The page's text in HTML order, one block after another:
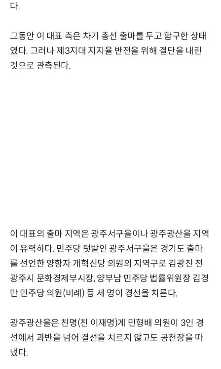
다.
그동안 이 대표 측은 차기 총선 출마를 두고 함구한 상태
였다. 그러나 제3지대 지지율 반전을 위해 결단을 내린
것으로 관측된다.
이 대표의 출마 지역은 광주서구을이나 광주광산을 지역
이 유력하다. 민주당 텃밭인 광주서구을은 경기도 출마
를 선언한 양향자 개혁신당 의원의 지역구로 김광진 전
광주시 문화경제부시장, 양부남 민주당 법률위원장 김경
만 민주당 의원(비례) 등 세 명이 경선을 치른다.
광주광산을은 친명(친 이재명)계 민형배 의원이 3인 경
선에서 과반을 넘어 결선을 치르지 않고도 공천장을 따
냈다.